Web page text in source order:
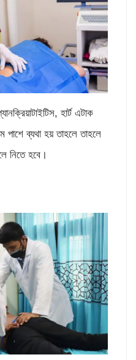
হার্ট এটাক
পাশে ব্যথা হয় তাহলে তাহলে
নিতে হবে।